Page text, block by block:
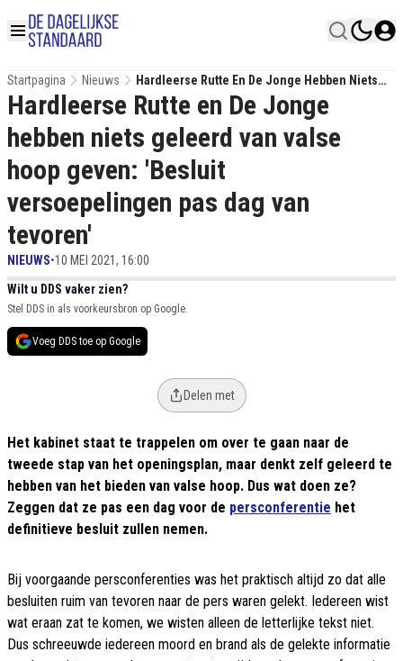
Startpagina Nieuws
Hardleerse Rutte En De Jonge Hebben Niets
Geleerd Van Valse Hoop Geven: 'Besluit
Versoepelingen Pas Dag Van Tevoren'
Hardleerse Rutte en De Jonge
hebben niets geleerd van valse
hoop geven: 'Besluit
versoepelingen pas dag van
tevoren'
NIEUWS•10 MEI 2021, 16:00
Wilt u DDS vaker zien?
Stel DDS in als voorkeursbron op Google.
Voeg DDS toe op Google
Delen met
Het kabinet staat te trappelen om over te gaan naar de
tweede stap van het openingsplan, maar denkt zelf geleerd te
hebben van het bieden van valse hoop. Dus wat doen ze?
Zeggen dat ze pas een dag voor de persconferentie het
definitieve besluit zullen nemen.
Bij voorgaande persconferenties was het praktisch altijd zo dat alle
besluiten ruim van tevoren naar de pers waren gelekt. Iedereen wist
wat eraan zat te komen, we wisten alleen de letterlijke tekst niet.
Dus schreeuwde iedereen moord en brand als de gelekte informatie